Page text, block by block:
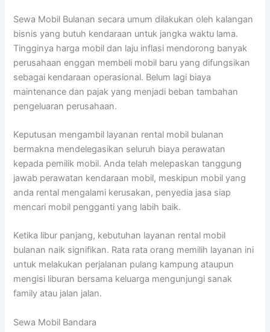
Sewa Mobil Bulanan secara umum dilakukan oleh kalangan
bisnis yang butuh kendaraan untuk jangka waktu lama.
Tingginya harga mobil dan laju inflasi mendorong banyak
perusahaan enggan membeli mobil baru yang difungsikan
sebagai kendaraan operasional. Belum lagi biaya
maintenance dan pajak yang menjadi beban tambahan
pengeluaran perusahaan.
Keputusan mengambil layanan rental mobil bulanan
bermakna mendelegasikan seluruh biaya perawatan
kepada pemilik mobil. Anda telah melepaskan tanggung
jawab perawatan kendaraan mobil, meskipun mobil yang
anda rental mengalami kerusakan, penyedia jasa siap
mencari mobil pengganti yang labih baik.
Ketika libur panjang, kebutuhan layanan rental mobil
bulanan naik signifikan. Rata rata orang memilih layanan ini
untuk melakukan perjalanan pulang kampung ataupun
mengisi liburan bersama keluarga mengunjungi sanak
family atau jalan jalan.
Sewa Mobil Bandara